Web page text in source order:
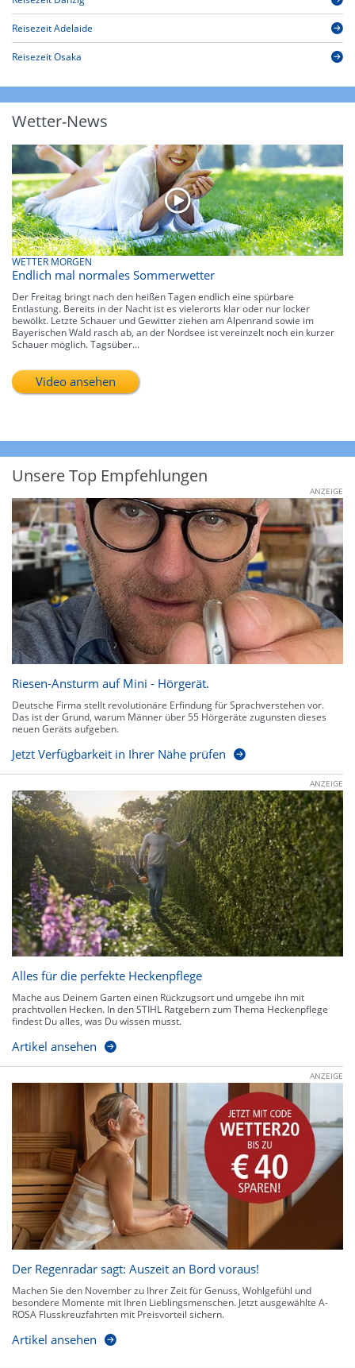
Reisezeit Adelaide
Reisezeit Osaka
Wetter-News
WETTER MORGEN
Endlich mal normales Sommerwetter
Der Freitag bringt nach den heißen Tagen endlich eine spürbare
Entlastung. Bereits in der Nacht ist es vielerorts klar oder nur locker
bewölkt. Letzte Schauer und Gewitter ziehen am Alpenrand sowie im
Bayerischen Wald rasch ab, an der Nordsee ist vereinzelt noch ein kurzer
Schauer möglich. Tagsüber...
Video ansehen
Unsere Top Empfehlungen
ANZEIGE
Riesen-Ansturm auf Mini - Hörgerät.
Deutsche Firma stellt revolutionäre Erfindung für Sprachverstehen vor.
Das ist der Grund, warum Männer über 55 Hörgeräte zugunsten dieses
neuen Geräts aufgeben.
Jetzt Verfügbarkeit in Ihrer Nähe prüfen
ANZEIGE
Alles für die perfekte Heckenpflege
Mache aus Deinem Garten einen Rückzugsort und umgebe ihn mit
prachtvollen Hecken. In den STIHL Ratgebern zum Thema Heckenpflege
findest Du alles, was Du wissen musst.
Artikel ansehen
ANZEIGE
Der Regenradar sagt: Auszeit an Bord voraus!
Machen Sie den November zu Ihrer Zeit für Genuss, Wohlgefühl und
besondere Momente mit Ihren Lieblingsmenschen. Jetzt ausgewählte A-
ROSA Flusskreuzfahrten mit Preisvorteil sichern.
Artikel ansehen